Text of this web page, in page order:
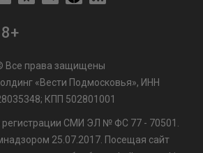
Все права защищены
«Вести Подмосковья», ИНН
КПП 502801001
регистрации СМИ ЭЛ № ФС 77 - 70501.
25.07.2017. Посещая сайт